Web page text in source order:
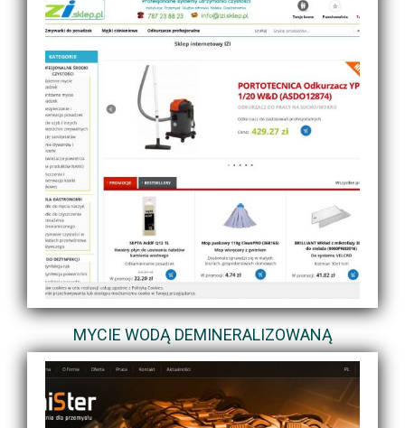
MYCIE WODĄ DEMINERALIZOWANĄ